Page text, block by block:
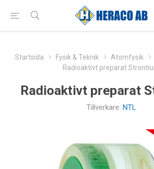
Startsida Fysik & Teknik Atomfysik
Radioaktivt preparat
Radioaktivt preparat
Tillverkare: NTL